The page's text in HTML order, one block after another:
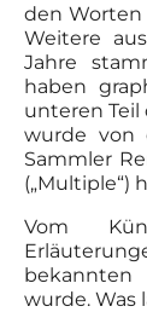
den Worten
Weitere
Jahre
haben
unteren Teil
wurde von
Sammler
(„Multiple“)
Vom
bekannten
wurde. Was